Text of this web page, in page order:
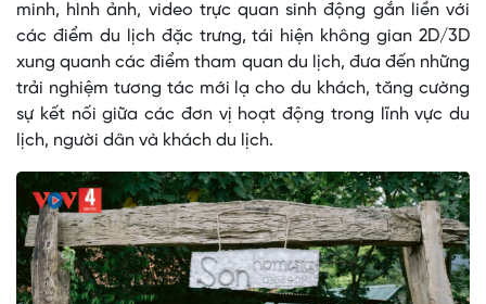
minh, hình ảnh, video trực quan sinh động gắn liền với
các điểm du lịch đặc trưng, tái hiện không gian 2D/3D
xung quanh các điểm tham quan du lịch, đưa đến những
trải nghiệm tương tác mới lạ cho du khách, tăng cường
sự kết nối giữa các đơn vị hoạt động trong lĩnh vực du
lịch, người dân và khách du lịch.